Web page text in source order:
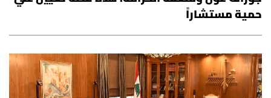
حمية مستشاراً